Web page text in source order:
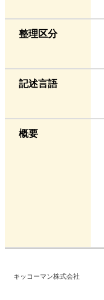
整理区分
記述言語
概要
キッコーマン株式会社